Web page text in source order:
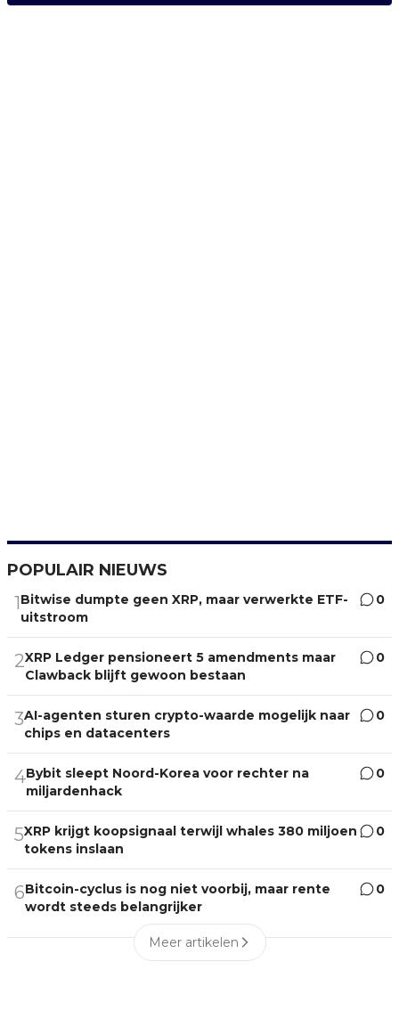
POPULAIR NIEUWS
1Bitwise dumpte geen XRP, maar verwerkte ETF-
uitstroom
0
2XRP Ledger pensioneert 5 amendments maar
Clawback blijft gewoon bestaan
0
3AI-agenten sturen crypto-waarde mogelijk naar
chips en datacenters
0
4Bybit sleept Noord-Korea voor rechter na
miljardenhack
0
5XRP krijgt koopsignaal terwijl whales 380 miljoen
tokens inslaan
0
6Bitcoin-cyclus is nog niet voorbij, maar rente
wordt steeds belangrijker
0
Meer artikelen